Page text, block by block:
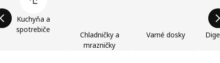
Kuchyňa a
spotrebiče
Chladničky a
mrazničky
Varné dosky